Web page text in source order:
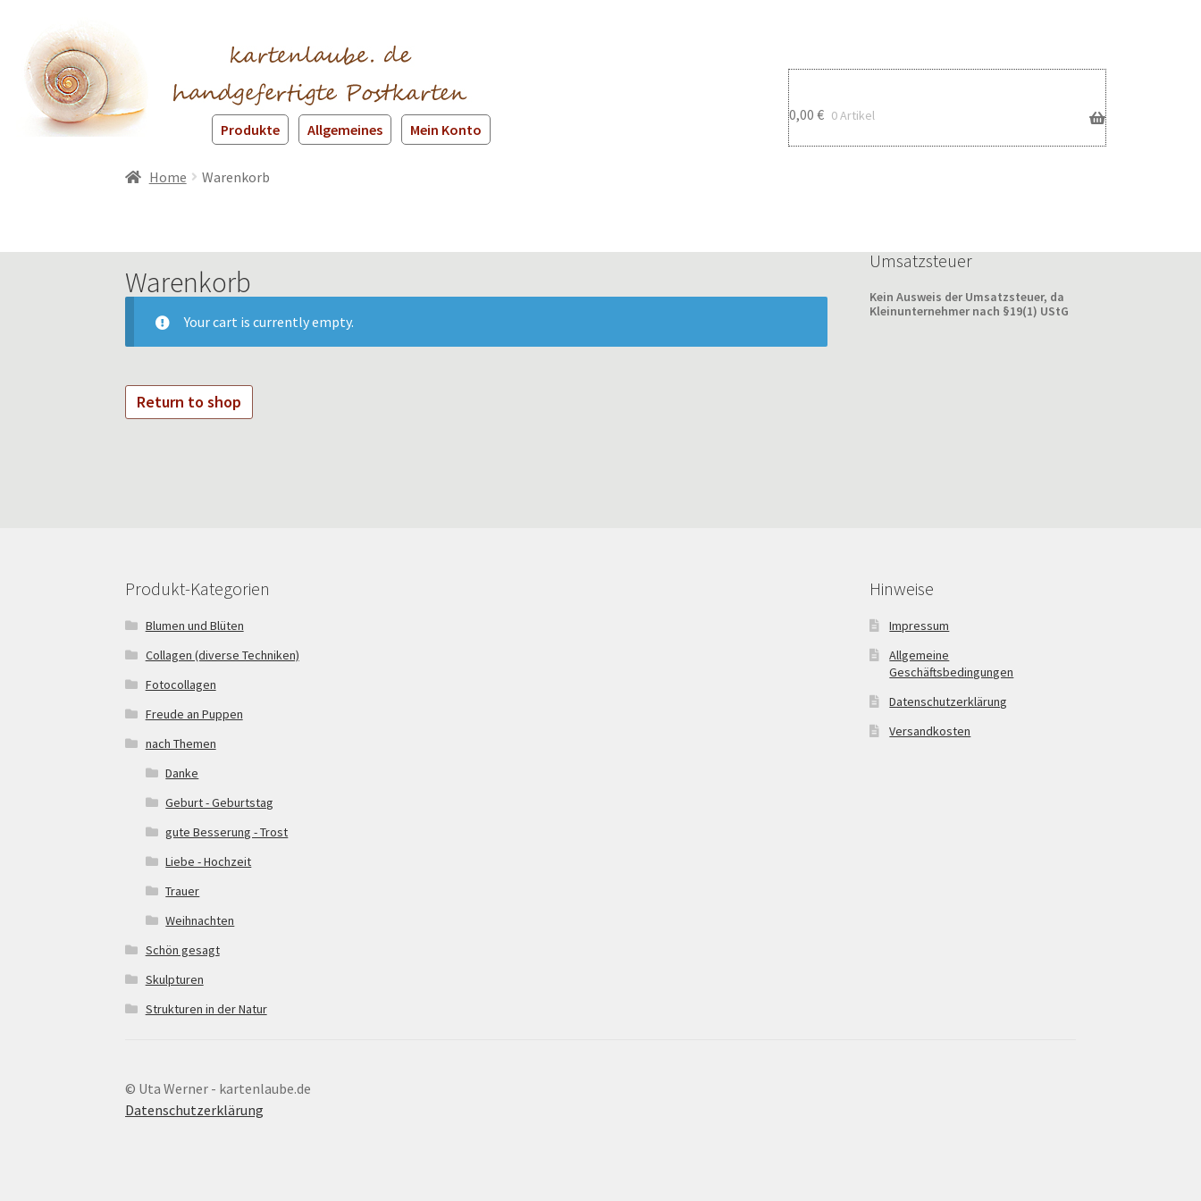
Produkte Allgemeines Mein Konto
0,00 € 0 Artikel
Home Warenkorb
Warenkorb
Your cart is currently empty.
Return to shop
Umsatzsteuer
Kein Ausweis der Umsatzsteuer, da
Kleinunternehmer nach §19(1) UStG
Produkt-Kategorien
Blumen und Blüten
Collagen (diverse Techniken)
Fotocollagen
Freude an Puppen
nach Themen
Danke
Geburt - Geburtstag
gute Besserung - Trost
Liebe - Hochzeit
Trauer
Weihnachten
Schön gesagt
Skulpturen
Strukturen in der Natur
Hinweise
Impressum
Allgemeine
Geschäftsbedingungen
Datenschutzerklärung
Versandkosten
© Uta Werner - kartenlaube.de
Datenschutzerklärung